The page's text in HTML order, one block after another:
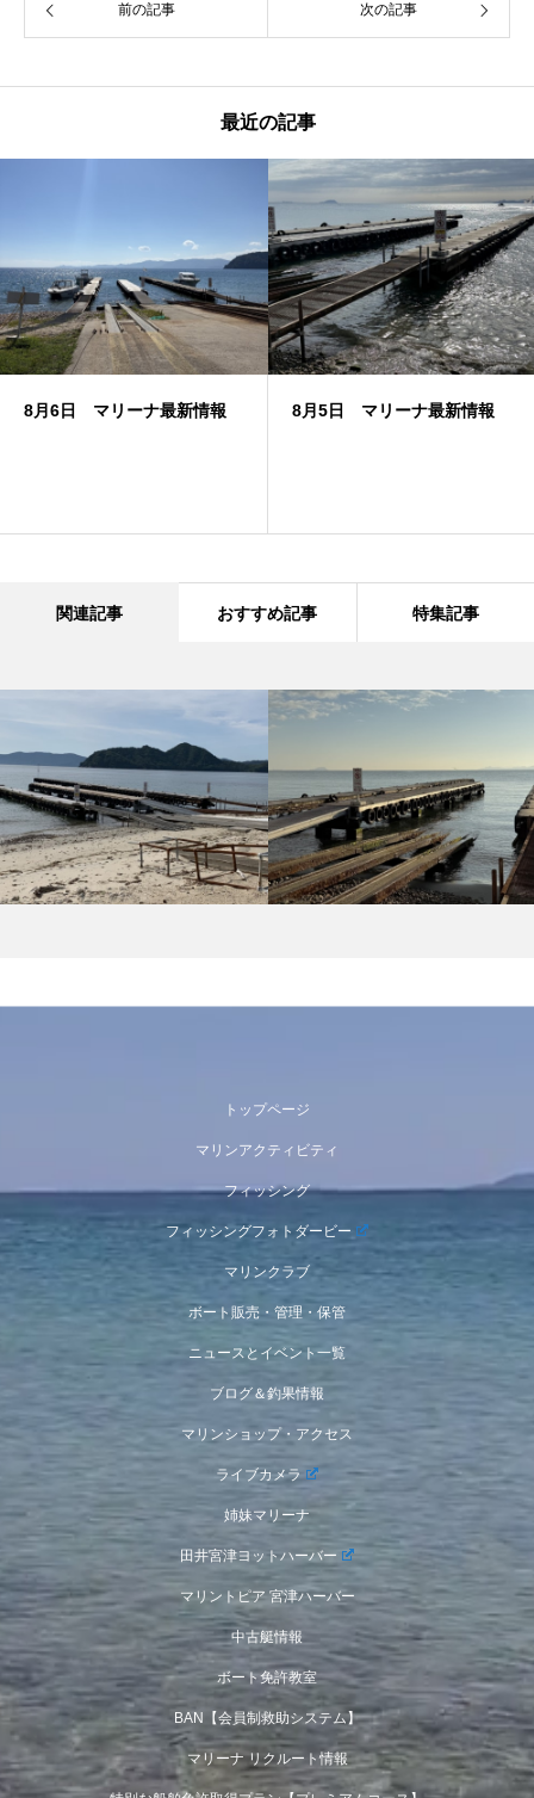
前の記事 次の記事
最近の記事
8月6日 マリーナ最新情報 8月5日 マリーナ最新情報
関連記事 おすすめ記事 特集記事
トップページ
マリンアクティビティ
フィッシング
フィッシングフォトダービー
マリンクラブ
ボート販売・管理・保管
ニュースとイベント一覧
ブログ＆釣果情報
マリンショップ・アクセス
ライブカメラ
姉妹マリーナ
田井宮津ヨットハーバー
マリントピア 宮津ハーバー
中古艇情報
ボート免許教室
BAN【会員制救助システム】
マリーナ リクルート情報